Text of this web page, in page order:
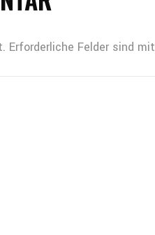
Erforderliche Felder sind mit